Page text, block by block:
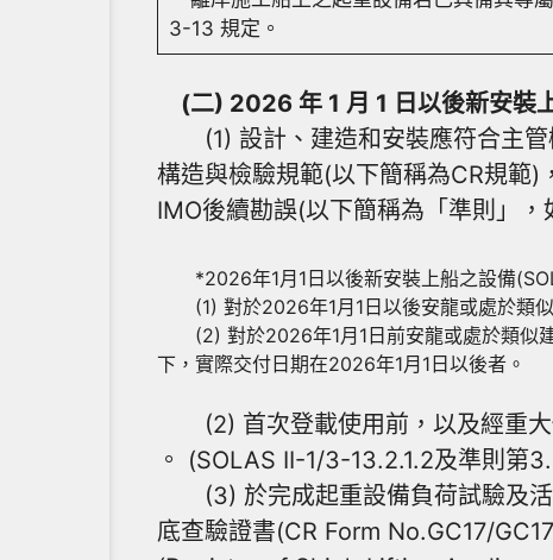
3-13 規定。
(二) 2026 年 1 月 1 日以後新安裝
(1) 設計、建造和安裝應符合主管
構造與檢驗規範(以下簡稱為CR規範
IMO後續勘誤(以下簡稱為「準則」
*2026年1月1日以後新安裝上船之設備
(1) 對於2026年1月1日以後安龍或處於類似
(2) 對於2026年1月1日前安龍或處於類似建
下，實際交付日期在2026年1月1日以後者。
(2) 首次登載使用前，以及經重大
。 (SOLAS II-1/3-13.2.1.2及準則第
(3) 於完成起重設備負荷試驗及活
底查驗證書(CR Form No.GC17/